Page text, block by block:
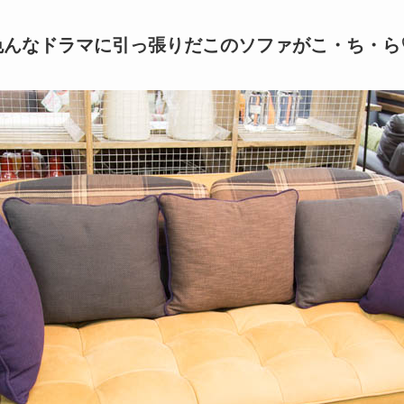
んなドラマに引っ張りだこのソファがこ・ち・